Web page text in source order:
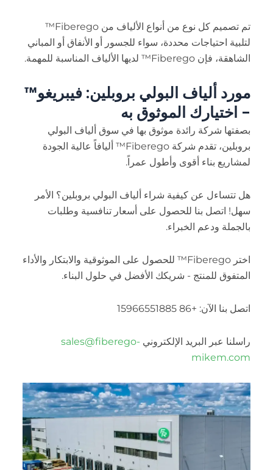
تم تصميم كل نوع من أنواع الألياف من Fiberego™
لتلبية احتياجات محددة، سواء للجسور أو الأنفاق أو المباني
الشاهقة، فإن Fiberego™ لديها الألياف المناسبة للمهمة.
مورد ألياف البولي بروبلين: فيبريغو™
- اختيارك الموثوق به
بصفتها شركة رائدة موثوق بها في سوق ألياف البولي
بروبلين، تقدم شركة Fiberego™ أليافاً عالية الجودة
لمشاريع بناء أقوى وأطول عمراً.
هل تتساءل عن كيفية شراء ألياف البولي بروبلين؟ الأمر
سهل! اتصل بنا للحصول على أسعار تنافسية وطلبات
بالجملة ودعم الخبراء.
اختر Fiberego™ للحصول على الموثوقية والابتكار والأداء
المتفوق للمنتج - شريكك الأفضل في حلول البناء.
اتصل بنا الآن: +86 15966551885
راسلنا عبر البريد الإلكتروني sales@fiberego-
mikem.com